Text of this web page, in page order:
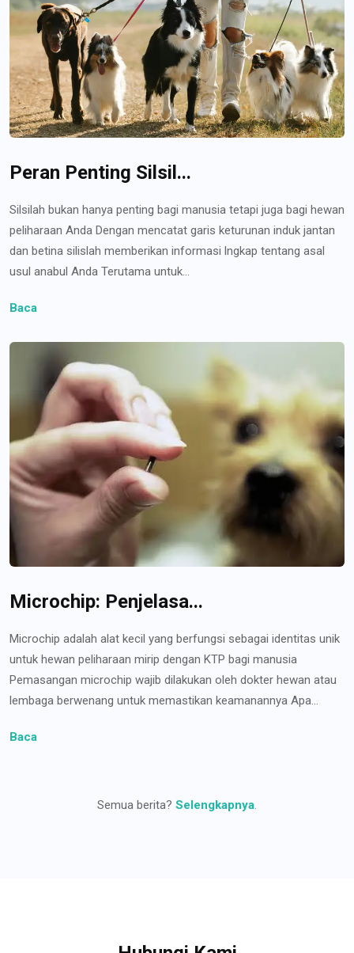
Peran Penting Silsil...
Silsilah bukan hanya penting bagi manusia tetapi juga bagi hewan
peliharaan Anda Dengan mencatat garis keturunan induk jantan
dan betina silislah memberikan informasi lngkap tentang asal
usul anabul Anda Terutama untuk...
Baca
Microchip: Penjelasa...
Microchip adalah alat kecil yang berfungsi sebagai identitas unik
untuk hewan peliharaan mirip dengan KTP bagi manusia
Pemasangan microchip wajib dilakukan oleh dokter hewan atau
lembaga berwenang untuk memastikan keamanannya Apa...
Baca
Semua berita? Selengkapnya.